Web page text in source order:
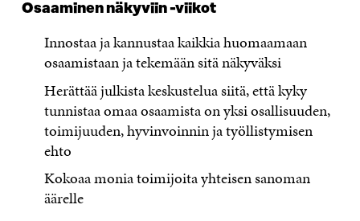
Osaaminen näkyviin -viikot
Innostaa ja kannustaa kaikkia huomaamaan
osaamistaan ja tekemään sitä näkyväksi
Herättää julkista keskustelua siitä, että kyky
tunnistaa omaa osaamista on yksi osallisuuden,
toimijuuden, hyvinvoinnin ja työllistymisen
ehto
Kokoaa monia toimijoita yhteisen sanoman
äärelle